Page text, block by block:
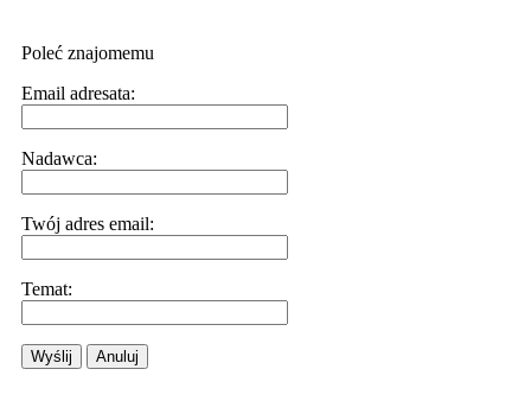
Poleć znajomemu
Email adresata:
Nadawca:
Twój adres email:
Temat:
Wyślij Anuluj